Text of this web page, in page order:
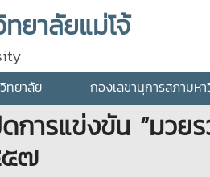
ยาลัยแม่โจ้
ทยาลัย กองเลขานุการสภามห
การแข่งขัน “มว
๕๗